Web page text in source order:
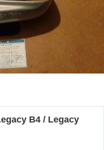
B4 / Legacy